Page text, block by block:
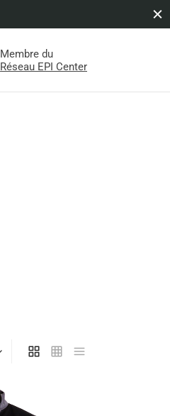
Membre du
Réseau EPI Center